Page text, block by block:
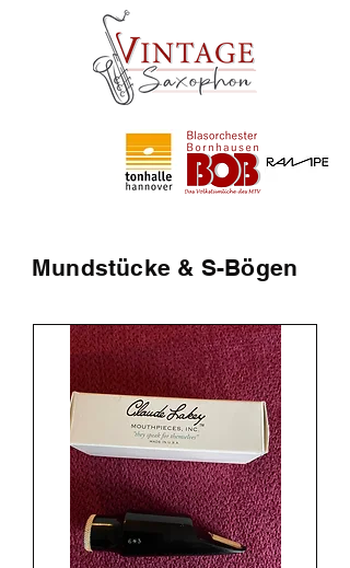
Mundstücke & S-Bögen